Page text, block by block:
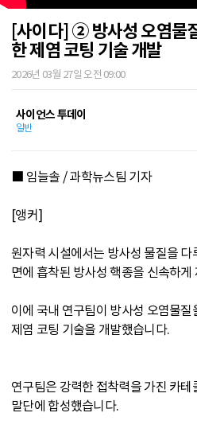
[사이다] ② 방사성 오염물
한 제염 코팅 기술 개발
2026년 03월 27일 오전 09:00
사이언스 투데이
일반
■ 임늘솔 / 과학뉴스팀 기자
[앵커]
원자력 시설에서는 방사성 물질을
면에 흡착된 방사성 핵종을 신속하
이에 국내 연구팀이 방사성 오염물
제염 코팅 기술을 개발했습니다.
연구팀은 강력한 접착력을 가진 카
말단에 합성했습니다.